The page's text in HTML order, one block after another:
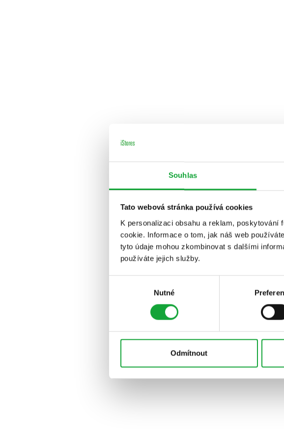
Souhlas
Tato webová stránka používá cookies
K personalizaci obsahu a reklam,
cookie. Informace o tom, jak náš web
tyto údaje mohou zkombinovat s dalšími
používáte jejich služby.
Nutné
Odmítnout